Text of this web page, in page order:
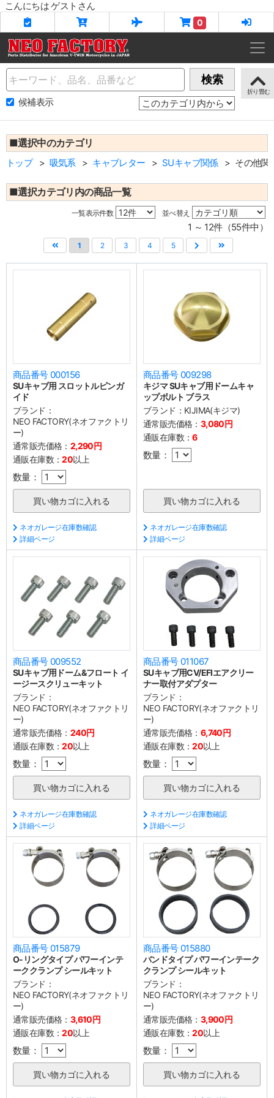
こんにちは ゲストさん
0
Name 検索
候補表示
■選択中のカテゴリ
トップ 吸気系 キャブレター SUキャブ関係 その他関
■選択カテゴリ内の商品一覧
一覧表示件数 並べ替え
1 ～ 12件（55件中）
1 2 3 4 5
商品番号 000156
SUキャブ用 スロットルピンガ
イド
ブランド：
NEO FACTORY(ネオファクトリ
ー)
通常販売価格： 2,290円
通販在庫数：20以上
数量：
ネオガレージ在庫数確認
詳細ページ
商品番号 009298
キジマ SUキャブ用ドームキャ
ップボルト ブラス
ブランド： KIJIMA(キジマ)
通常販売価格： 3,080円
通販在庫数：6
数量：
ネオガレージ在庫数確認
詳細ページ
商品番号 009552
SUキャブ用ドーム&フロート イ
ージースクリューキット
ブランド：
NEO FACTORY(ネオファクトリ
ー)
通常販売価格： 240円
通販在庫数：20以上
数量：
ネオガレージ在庫数確認
詳細ページ
商品番号 011067
SUキャブ用CV/EFIエアクリー
ナー取付アダプター
ブランド：
NEO FACTORY(ネオファクトリ
ー)
通常販売価格： 6,740円
通販在庫数：20以上
数量：
ネオガレージ在庫数確認
詳細ページ
商品番号 015879
O-リングタイプ パワーインテ
ーククランプ シールキット
ブランド：
NEO FACTORY(ネオファクトリ
ー)
通常販売価格： 3,610円
通販在庫数：20以上
数量：
商品番号 015880
バンドタイプ パワーインテーク
クランプ シールキット
ブランド：
NEO FACTORY(ネオファクトリ
ー)
通常販売価格： 3,900円
通販在庫数：20以上
数量：